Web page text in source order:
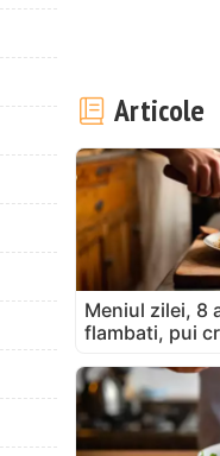
Articole
Meniul zilei, 8
flambati, pui